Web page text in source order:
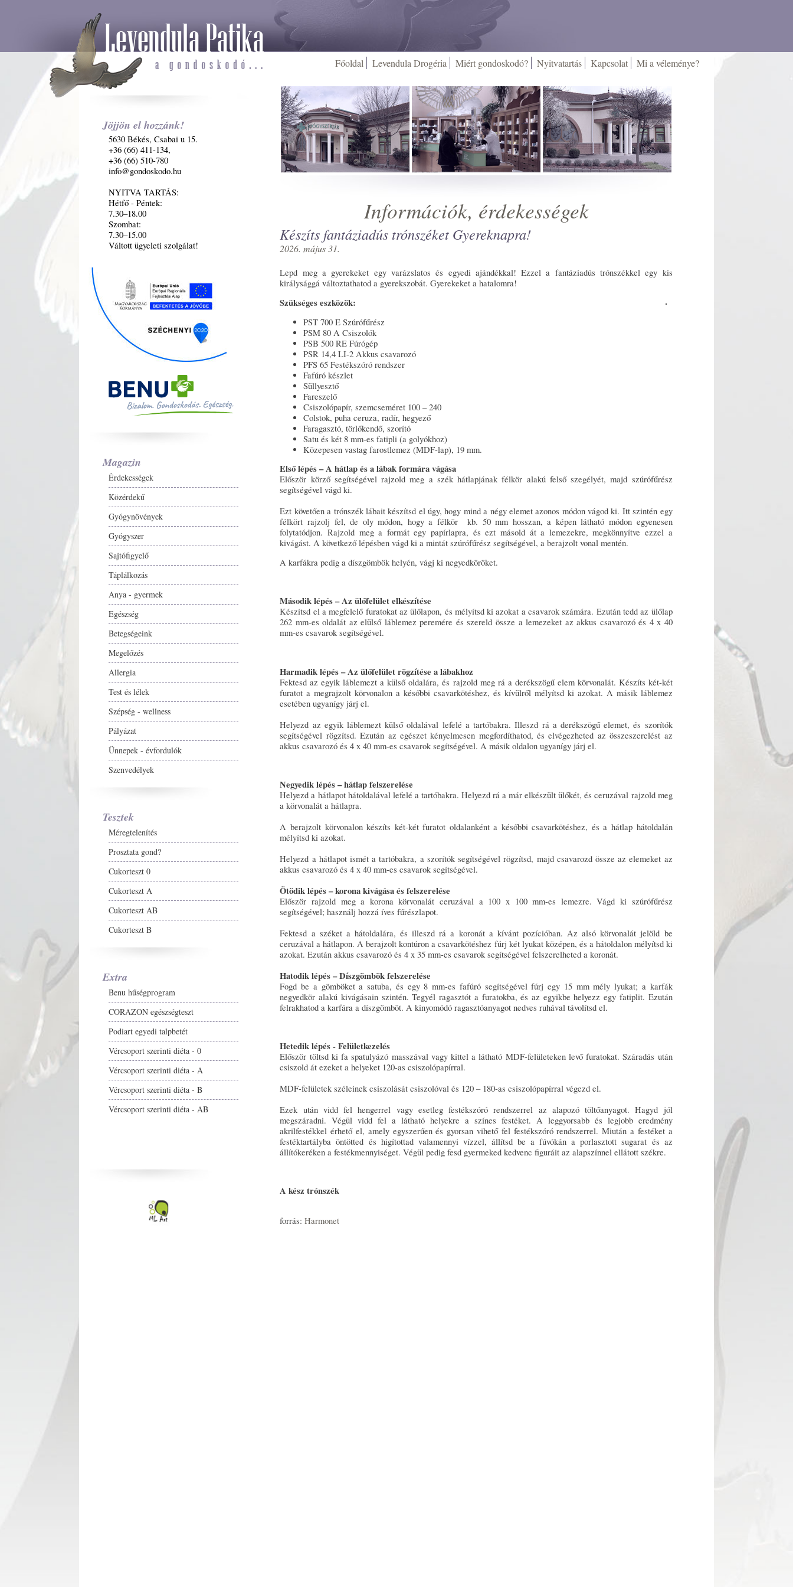
Jöjjön el hozzánk!
5630 Békés, Csabai u 15.
+36 (66) 411-134,
+36 (66) 510-780
info@gondoskodo.hu
NYITVA TARTÁS:
Hétfő - Péntek:
7.30–18.00
Szombat:
7.30–15.00
Váltott ügyeleti szolgálat!
Magazin
Érdekességek
Közérdekű
Gyógynövények
Gyógyszer
Sajtófigyelő
Táplálkozás
Anya - gyermek
Egészség
Betegségeink
Megelőzés
Allergia
Test és lélek
Szépség - wellness
Pályázat
Ünnepek - évfordulók
Szenvedélyek
Tesztek
Méregtelenítés
Prosztata gond?
Cukorteszt 0
Cukorteszt A
Cukorteszt AB
Cukorteszt B
Extra
Benu hűségprogram
CORAZON egészségteszt
Podiart egyedi talpbetét
Vércsoport szerinti diéta - 0
Vércsoport szerinti diéta - A
Vércsoport szerinti diéta - B
Vércsoport szerinti diéta - AB
Főoldal Levendula Drogéria Miért gondoskodó? Nyitvatartás Kapcsolat Mi a véleménye?
Információk, érdekességek
Készíts fantáziadús trónszéket Gyereknapra!
2026. május 31.
Lepd meg a gyerekeket egy varázslatos és egyedi ajándékkal! Ezzel a fantáziadús trónszékkel egy kis
királysággá változtathatod a gyerekszobát. Gyerekeket a hatalomra!
Szükséges eszközök:
PST 700 E Szúrófűrész
PSM 80 A Csiszolók
PSB 500 RE Fúrógép
PSR 14,4 LI-2 Akkus csavarozó
PFS 65 Festékszóró rendszer
Fafúró készlet
Süllyesztő
Fareszelő
Csiszolópapír, szemcseméret 100 – 240
Colstok, puha ceruza, radír, hegyező
Faragasztó, törlőkendő, szorító
Satu és két 8 mm-es fatipli (a golyókhoz)
Közepesen vastag farostlemez (MDF-lap), 19 mm.
Első lépés – A hátlap és a lábak formára vágása
Először körző segítségével rajzold meg a szék hátlapjának félkör alakú felső szegélyét, majd szúrófűrész
segítségével vágd ki.
Ezt követően a trónszék lábait készítsd el úgy, hogy mind a négy elemet azonos módon vágod ki. Itt szintén egy
félkört rajzolj fel, de oly módon, hogy a félkör kb. 50 mm hosszan, a képen látható módon egyenesen
folytatódjon. Rajzold meg a formát egy papírlapra, és ezt másold át a lemezekre, megkönnyítve ezzel a
kivágást. A következő lépésben vágd ki a mintát szúrófűrész segítségével, a berajzolt vonal mentén.
A karfákra pedig a díszgömbök helyén, vágj ki negyedköröket.
Második lépés – Az ülőfelület elkészítése
Készítsd el a megfelelő furatokat az ülőlapon, és mélyítsd ki azokat a csavarok számára. Ezután tedd az ülőlap
262 mm-es oldalát az elülső láblemez peremére és szereld össze a lemezeket az akkus csavarozó és 4 x 40
mm-es csavarok segítségével.
Harmadik lépés – Az ülőfelület rögzítése a lábakhoz
Fektesd az egyik láblemezt a külső oldalára, és rajzold meg rá a derékszögű elem körvonalát. Készíts két-két
furatot a megrajzolt körvonalon a későbbi csavarkötéshez, és kívülről mélyítsd ki azokat. A másik láblemez
esetében ugyanígy járj el.
Helyezd az egyik láblemezt külső oldalával lefelé a tartóbakra. Illeszd rá a derékszögű elemet, és szorítók
segítségével rögzítsd. Ezután az egészet kényelmesen megfordíthatod, és elvégezheted az összeszerelést az
akkus csavarozó és 4 x 40 mm-es csavarok segítségével. A másik oldalon ugyanígy járj el.
Negyedik lépés – hátlap felszerelése
Helyezd a hátlapot hátoldalával lefelé a tartóbakra. Helyezd rá a már elkészült ülőkét, és ceruzával rajzold meg
a körvonalát a hátlapra.
A berajzolt körvonalon készíts két-két furatot oldalanként a későbbi csavarkötéshez, és a hátlap hátoldalán
mélyítsd ki azokat.
Helyezd a hátlapot ismét a tartóbakra, a szorítók segítségével rögzítsd, majd csavarozd össze az elemeket az
akkus csavarozó és 4 x 40 mm-es csavarok segítségével.
Ötödik lépés – korona kivágása és felszerelése
Először rajzold meg a korona körvonalát ceruzával a 100 x 100 mm-es lemezre. Vágd ki szúrófűrész
segítségével; használj hozzá íves fűrészlapot.
Fektesd a széket a hátoldalára, és illeszd rá a koronát a kívánt pozícióban. Az alsó körvonalát jelöld be
ceruzával a hátlapon. A berajzolt kontúron a csavarkötéshez fúrj két lyukat középen, és a hátoldalon mélyítsd ki
azokat. Ezután akkus csavarozó és 4 x 35 mm-es csavarok segítségével felszerelheted a koronát.
Hatodik lépés – Díszgömbök felszerelése
Fogd be a gömböket a satuba, és egy 8 mm-es fafúró segítségével fúrj egy 15 mm mély lyukat; a karfák
negyedkör alakú kivágásain szintén. Tegyél ragasztót a furatokba, és az egyikbe helyezz egy fatiplit. Ezután
felrakhatod a karfára a díszgömböt. A kinyomódó ragasztóanyagot nedves ruhával távolítsd el.
Hetedik lépés - Felületkezelés
Először töltsd ki fa spatulyázó masszával vagy kittel a látható MDF-felületeken levő furatokat. Száradás után
csiszold át ezeket a helyeket 120-as csiszolópapírral.
MDF-felületek széleinek csiszolását csiszolóval és 120 – 180-as csiszolópapírral végezd el.
Ezek után vidd fel hengerrel vagy esetleg festékszóró rendszerrel az alapozó töltőanyagot. Hagyd jól
megszáradni. Végül vidd fel a látható helyekre a színes festéket. A leggyorsabb és legjobb eredmény
akrilfestékkel érhető el, amely egyszerűen és gyorsan vihető fel festékszóró rendszerrel. Miután a festéket a
festéktartályba öntötted és higítottad valamennyi vízzel, állítsd be a fúvókán a porlasztott sugarat és az
állítókeréken a festékmennyiséget. Végül pedig fesd gyermeked kedvenc figuráit az alapszínnel ellátott székre.
A kész trónszék
forrás:Harmonet